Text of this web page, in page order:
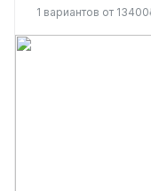
1 вариантов от